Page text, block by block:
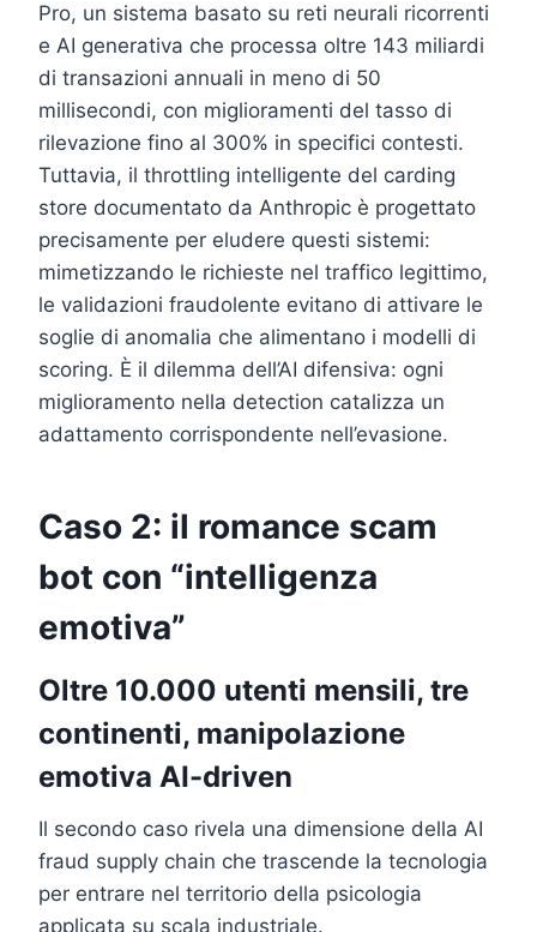
Pro, un sistema basato su reti neurali ricorrenti
e AI generativa che processa oltre 143 miliardi
di transazioni annuali in meno di 50
millisecondi, con miglioramenti del tasso di
rilevazione fino al 300% in specifici contesti.
Tuttavia, il throttling intelligente del carding
store documentato da Anthropic è progettato
precisamente per eludere questi sistemi:
mimetizzando le richieste nel traffico legittimo,
le validazioni fraudolente evitano di attivare le
soglie di anomalia che alimentano i modelli di
scoring. È il dilemma dell’AI difensiva: ogni
miglioramento nella detection catalizza un
adattamento corrispondente nell’evasione.
Caso 2: il romance scam
bot con “intelligenza
emotiva”
Oltre 10.000 utenti mensili, tre
continenti, manipolazione
emotiva AI-driven
Il secondo caso rivela una dimensione della AI
fraud supply chain che trascende la tecnologia
per entrare nel territorio della psicologia
applicata su scala industriale.